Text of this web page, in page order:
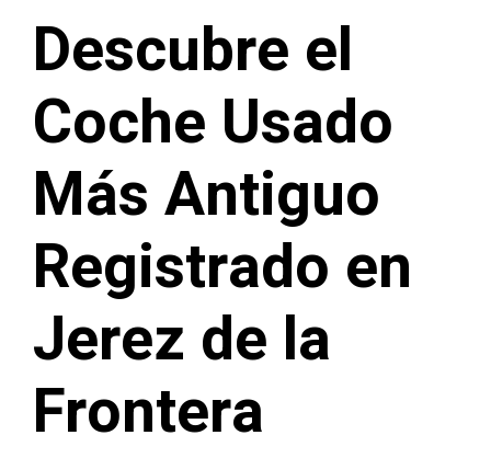
Descubre el
Coche Usado
Más Antiguo
Registrado en
Jerez de la
Frontera